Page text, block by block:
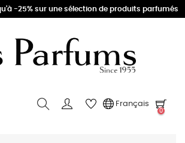
-25% sur une sélection de produits parfumés
Français
0